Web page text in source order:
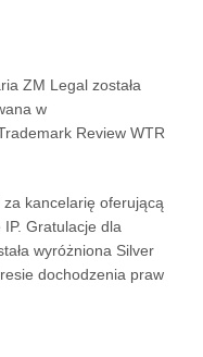
ZM Legal została
w
Review WTR
kancelarię oferującą
IP. Gratulacje dla
wyróżniona Silver
dochodzenia praw